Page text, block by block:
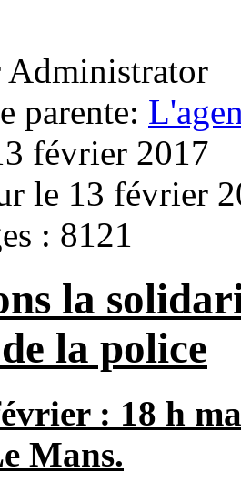
Administrator
parente:
février 2017
le 13 février
: 8121
la
la police
: 18 h
Mans.